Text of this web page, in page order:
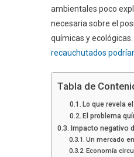
ambientales poco
necesaria sobre el
químicas y
recauchutados
Tabla de
Lo que revela
El problema
Impacto negativo
Un mercado
Economía